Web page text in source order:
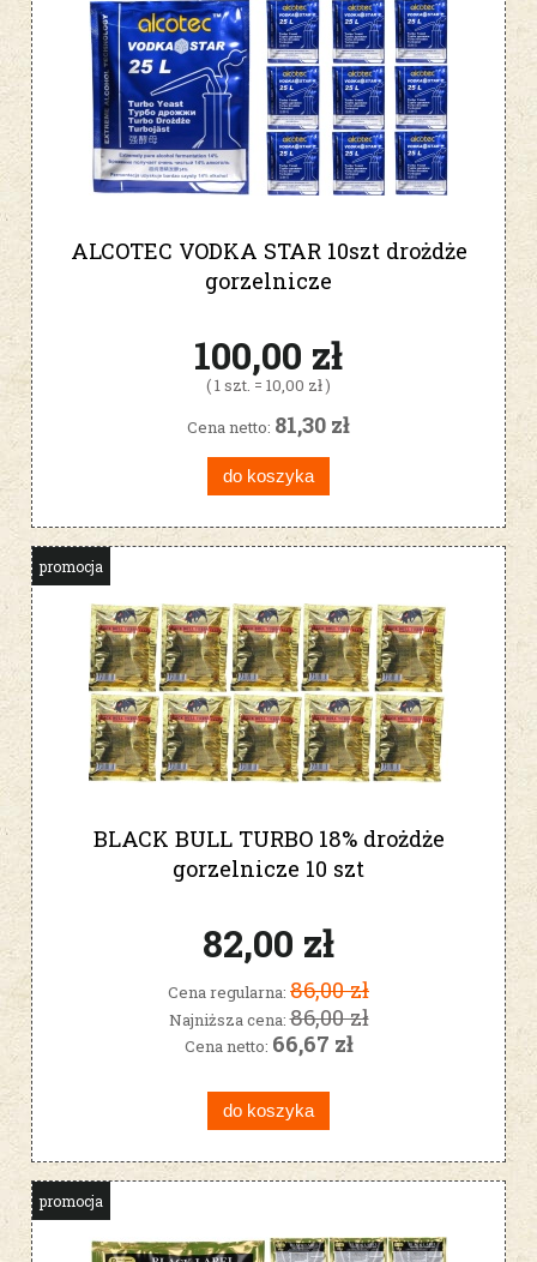
ALCOTEC VODKA STAR 10szt drożdże
gorzelnicze
100,00 zł
( 1 szt. = 10,00 zł )
Cena netto: 81,30 zł
do koszyka
BLACK BULL TURBO 18% drożdże
gorzelnicze 10 szt
82,00 zł
Cena regularna: 86,00 zł
Najniższa cena:86,00 zł
Cena netto: 66,67 zł
do koszyka
promocja
promocja